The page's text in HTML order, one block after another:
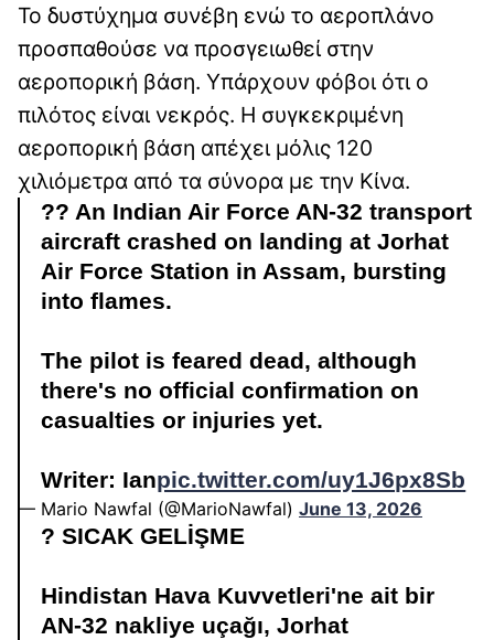
Το δυστύχημα συνέβη ενώ το αεροπλάνο
προσπαθούσε να προσγειωθεί στην
αεροπορική βάση. Υπάρχουν φόβοι ότι ο
πιλότος είναι νεκρός. Η συγκεκριμένη
αεροπορική βάση απέχει μόλις 120
χιλιόμετρα από τα σύνορα με την Κίνα.
?? An Indian Air Force AN-32 transport
aircraft crashed on landing at Jorhat
Air Force Station in Assam, bursting
into flames.
The pilot is feared dead, although
there's no official confirmation on
casualties or injuries yet.
Writer: Ianpic.twitter.com/uy1J6px8Sb
— Mario Nawfal (@MarioNawfal) June 13, 2026
? SICAK GELİŞME
Hindistan Hava Kuvvetleri'ne ait bir
AN-32 nakliye uçağı, Jorhat